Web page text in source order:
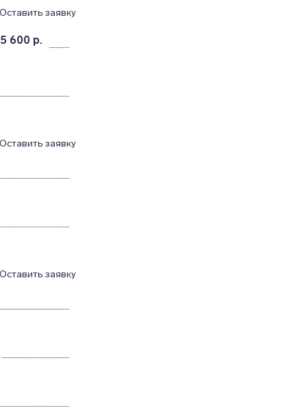
Оставить заявку
600 р.
Оставить заявку
Оставить заявку